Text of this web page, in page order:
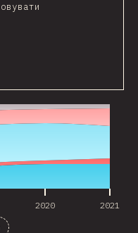
2020 2021
2020 2021